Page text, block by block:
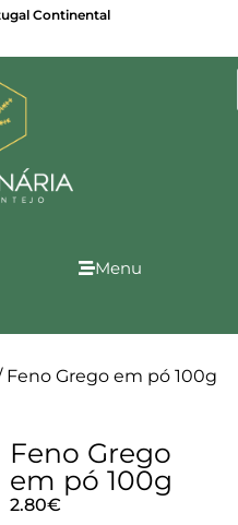
Continental
Menu
Grego em pó 100g
Feno Grego
em pó 100g
2.80€